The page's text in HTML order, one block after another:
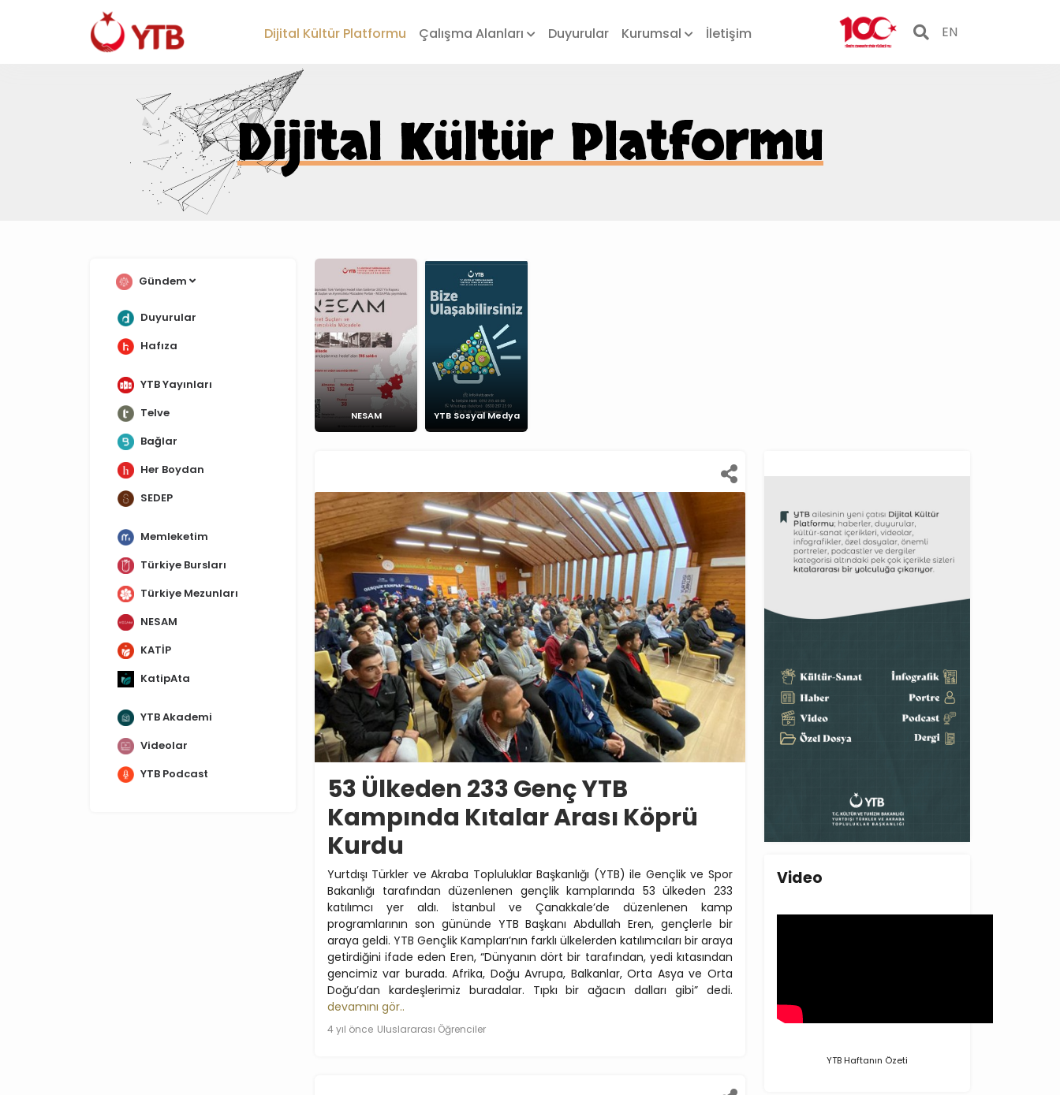
Dijital Kültür Platformu Çalışma Alanları Duyurular Kurumsal İletişim EN
Dijital Kültür Platformu
Gündem
Duyurular
Hafıza
YTB Yayınları
Telve
Bağlar
Her Boydan
SEDEP
Memleketim
Türkiye Bursları
Türkiye Mezunları
NESAM
KATİP
KatipAta
YTB Akademi
Videolar
YTB Podcast
NESAM YTB Sosyal Medya
53 Ülkeden 233 Genç YTB
Kampında Kıtalar Arası Köprü
Kurdu
Yurtdışı Türkler ve Akraba Topluluklar Başkanlığı (YTB) ile Gençlik ve Spor
Bakanlığı tarafından düzenlenen gençlik kamplarında 53 ülkeden 233
katılımcı yer aldı. İstanbul ve Çanakkale’de düzenlenen kamp
programlarının son gününde YTB Başkanı Abdullah Eren, gençlerle bir
araya geldi. YTB Gençlik Kampları’nın farklı ülkelerden katılımcıları bir araya
getirdiğini ifade eden Eren, “Dünyanın dört bir tarafından, yedi kıtasından
gencimiz var burada. Afrika, Doğu Avrupa, Balkanlar, Orta Asya ve Orta
Doğu’dan kardeşlerimiz buradalar. Tıpkı bir ağacın dalları gibi” dedi.
devamını gör..
4 yıl önce Uluslararası Öğrenciler
Video
YTB Haftanın Özeti